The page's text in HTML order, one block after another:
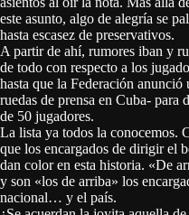
este asunto, algo de alegría se
hasta escasez de preservativos.
A partir de ahí, rumores iban y
de todo con respecto a los
hasta que la Federación anunció
ruedas de prensa en Cuba- para
de 50 jugadores.
La lista ya todos la conocemos.
que los encargados de dirigir el
dan color en esta historia. «De
y son «los de arriba» los
nacional… y el país.